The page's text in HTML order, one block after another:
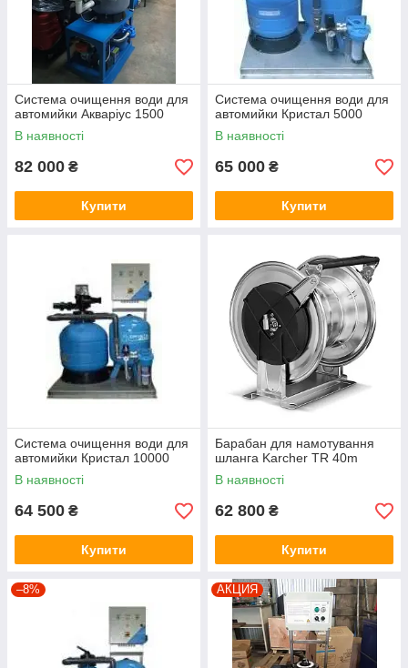
Система очищення води для
автомийки Акваріус 1500
В наявності
82 000 ₴
Купити
Система очищення води для
автомийки Кристал 5000
В наявності
65 000 ₴
Купити
Система очищення води для
автомийки Кристал 10000
В наявності
64 500 ₴
Купити
Барабан для намотування
шланга Karcher TR 40m
В наявності
62 800 ₴
Купити
–8% АКЦИЯ